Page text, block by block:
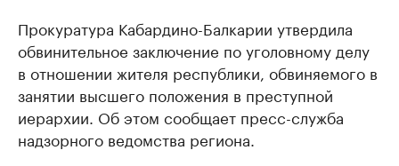
Прокуратура Кабардино-Балкарии утвердила
обвинительное заключение по уголовному делу
в отношении жителя республики, обвиняемого в
занятии высшего положения в преступной
иерархии. Об этом сообщает пресс-служба
надзорного ведомства региона.